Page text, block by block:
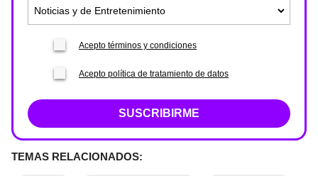
Acepto términos y condiciones
Acepto política de tratamiento de datos
SUSCRIBIRME
TEMAS RELACIONADOS: